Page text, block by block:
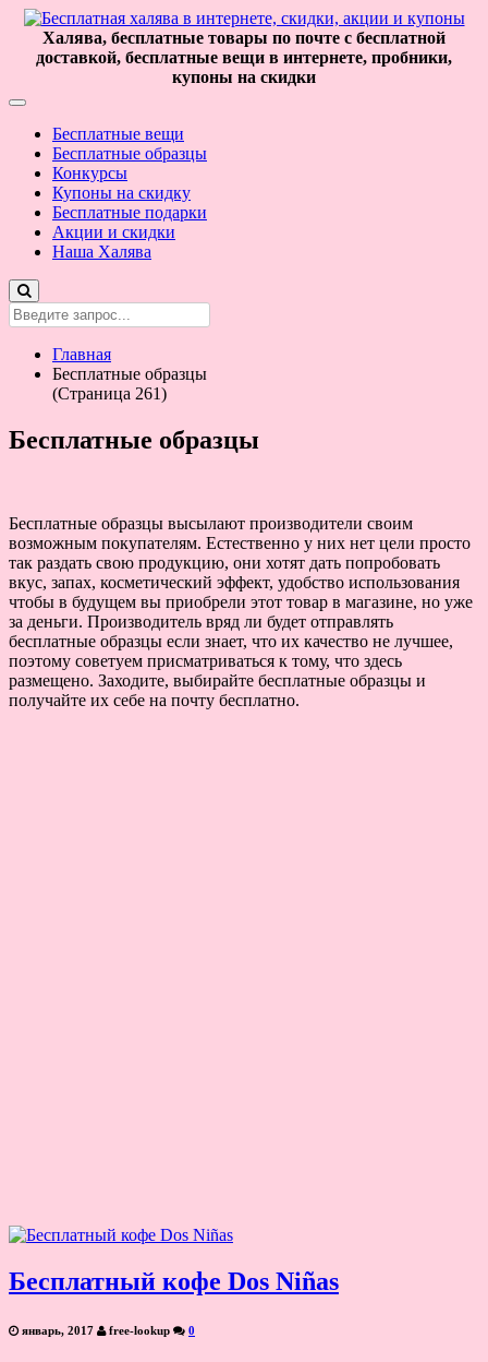
Халява, бесплатные товары по почте с бесплатной
доставкой, бесплатные вещи в интернете, пробники,
купоны на скидки
Бесплатные вещи
Бесплатные образцы
Конкурсы
Купоны на скидку
Бесплатные подарки
Акции и скидки
Наша Халява
Главная
Бесплатные образцы
(Страница 261)
Бесплатные образцы
Бесплатные образцы высылают производители своим
возможным покупателям. Естественно у них нет цели просто
так раздать свою продукцию, они хотят дать попробовать
вкус, запах, косметический эффект, удобство использования
чтобы в будущем вы приобрели этот товар в магазине, но уже
за деньги. Производитель вряд ли будет отправлять
бесплатные образцы если знает, что их качество не лучшее,
поэтому советуем присматриваться к тому, что здесь
размещено. Заходите, выбирайте бесплатные образцы и
получайте их себе на почту бесплатно.
Бесплатный кофе Dos Niñas
январь, 2017 free-lookup 0